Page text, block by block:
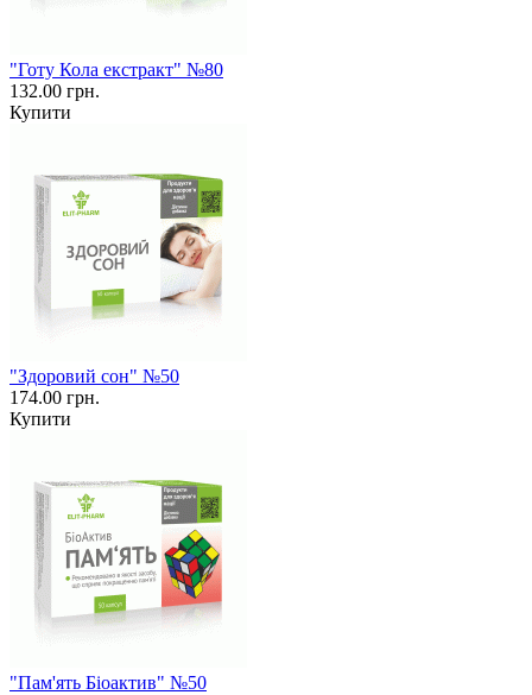
"Готу Кола екстракт" №80
132.00 грн.
Купити
"Здоровий сон" №50
174.00 грн.
Купити
"Пам'ять Біоактив" №50